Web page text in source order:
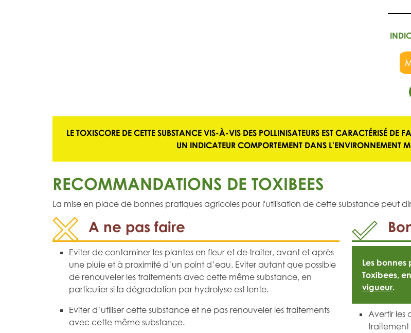
LE TOXISCORE DE CETTE SUBSTANCE VIS-À-VIS DES POLLINISATEURS EST CARACTÉRISÉ DE
UN INDICATEUR COMPORTEMENT DANS L'ENVIRONNEMENT
RECOMMANDATIONS DE TOXIBEES
La mise en place de bonnes pratiques agricoles pour l'utilisation de cette substance peut
A ne pas faire
Eviter de contaminer les plantes en fleur et de traiter, avant et après
une pluie et à proximité d’un point d’eau. Eviter autant que possible
de renouveler les traitements avec cette même substance, en
particulier si la dégradation par hydrolyse est lente.
Eviter d’utiliser cette substance et ne pas renouveler les traitements
avec cette même substance.
Les
Toxibees,
vigueur.
Avertir les
traitement